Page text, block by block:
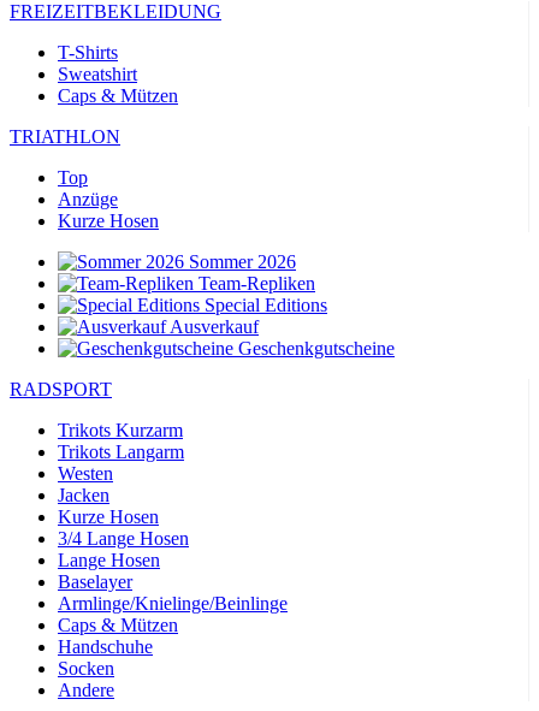
FREIZEITBEKLEIDUNG
T-Shirts
Sweatshirt
Caps & Mützen
TRIATHLON
Top
Anzüge
Kurze Hosen
Sommer 2026
Team-Repliken
Special Editions
Ausverkauf
Geschenkgutscheine
RADSPORT
Trikots Kurzarm
Trikots Langarm
Westen
Jacken
Kurze Hosen
3/4 Lange Hosen
Lange Hosen
Baselayer
Armlinge/Knielinge/Beinlinge
Caps & Mützen
Handschuhe
Socken
Andere